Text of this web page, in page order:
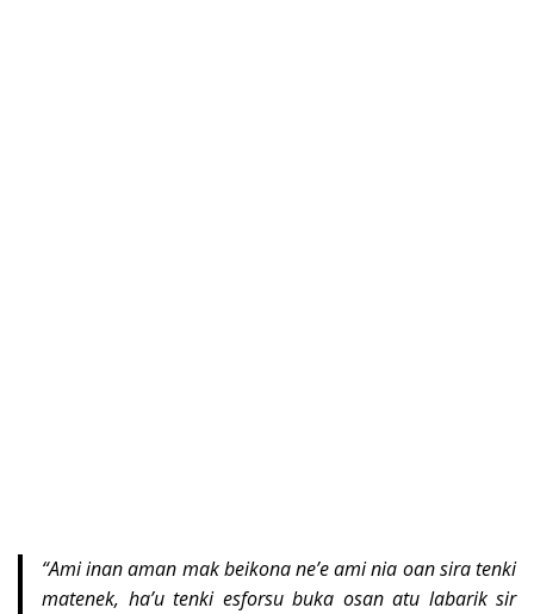
“Ami inan aman mak beikona ne’e ami nia oan sira tenki
matenek, ha’u tenki esforsu buka osan atu labarik sir